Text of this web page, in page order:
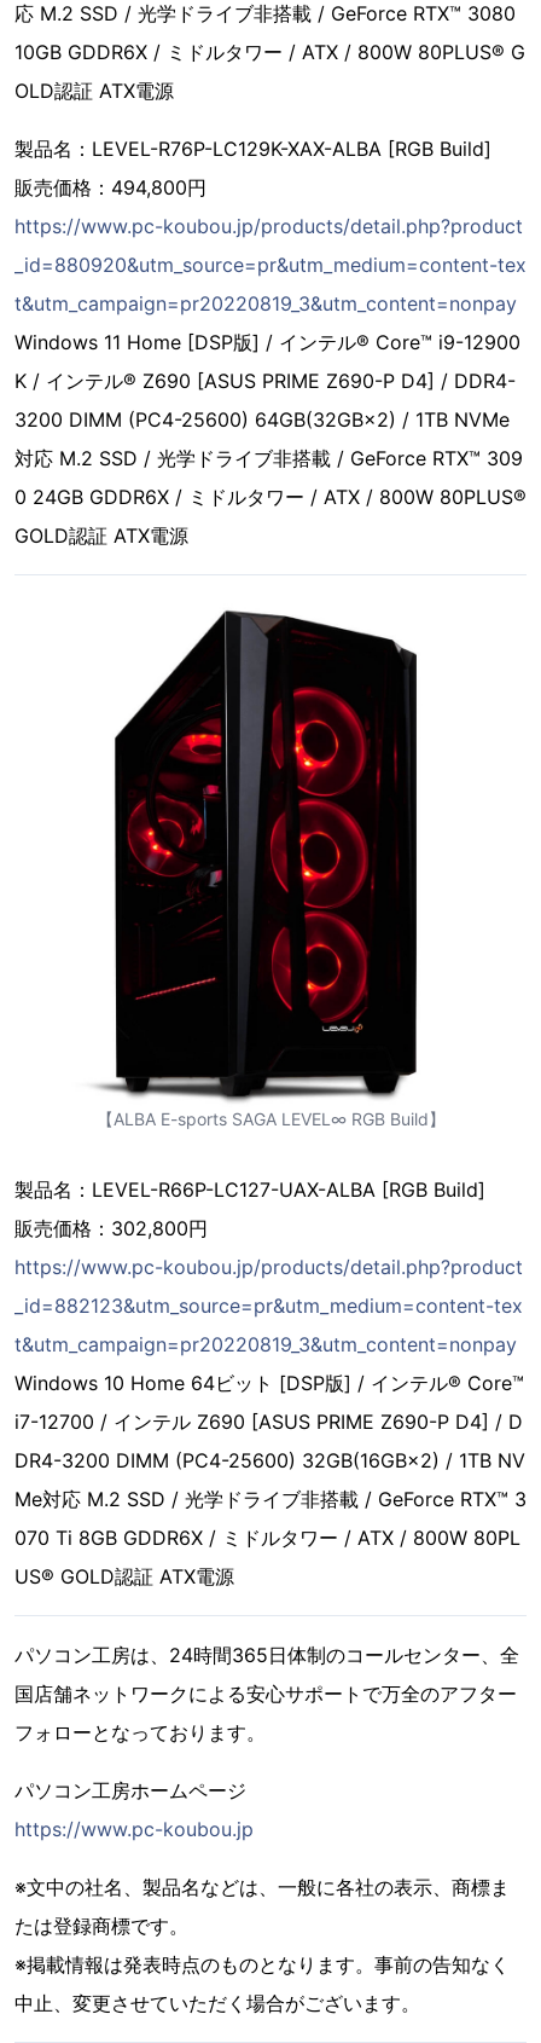
応 M.2 SSD / 光学ドライブ非搭載 / GeForce RTX™ 3080
10GB GDDR6X / ミドルタワー / ATX / 800W 80PLUS® G
OLD認証 ATX電源
製品名：LEVEL-R76P-LC129K-XAX-ALBA [RGB Build]
販売価格：494,800円
https://www.pc-koubou.jp/products/detail.php?product
_id=880920&utm_source=pr&utm_medium=content-tex
t&utm_campaign=pr20220819_3&utm_content=nonpay
Windows 11 Home [DSP版] / インテル® Core™ i9-12900
K / インテル® Z690 [ASUS PRIME Z690-P D4] / DDR4-
3200 DIMM (PC4-25600) 64GB(32GB×2) / 1TB NVMe
対応 M.2 SSD / 光学ドライブ非搭載 / GeForce RTX™ 309
0 24GB GDDR6X / ミドルタワー / ATX / 800W 80PLUS®
GOLD認証 ATX電源
【ALBA E-sports SAGA LEVEL∞ RGB Build】
製品名：LEVEL-R66P-LC127-UAX-ALBA [RGB Build]
販売価格：302,800円
https://www.pc-koubou.jp/products/detail.php?product
_id=882123&utm_source=pr&utm_medium=content-tex
t&utm_campaign=pr20220819_3&utm_content=nonpay
Windows 10 Home 64ビット [DSP版] / インテル® Core™
i7-12700 / インテル Z690 [ASUS PRIME Z690-P D4] / D
DR4-3200 DIMM (PC4-25600) 32GB(16GB×2) / 1TB NV
Me対応 M.2 SSD / 光学ドライブ非搭載 / GeForce RTX™ 3
070 Ti 8GB GDDR6X / ミドルタワー / ATX / 800W 80PL
US® GOLD認証 ATX電源
パソコン工房は、24時間365日体制のコールセンター、全
国店舗ネットワークによる安心サポートで万全のアフター
フォローとなっております。
パソコン工房ホームページ
https://www.pc-koubou.jp
※文中の社名、製品名などは、一般に各社の表示、商標ま
たは登録商標です。
※掲載情報は発表時点のものとなります。事前の告知なく
中止、変更させていただく場合がございます。